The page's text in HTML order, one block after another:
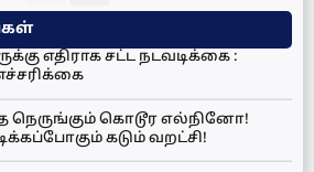
எதிராக சட்ட நடவடிக்கை :
நெருங்கும் கொடூர எல்நினோ!
கடும் வறட்சி!